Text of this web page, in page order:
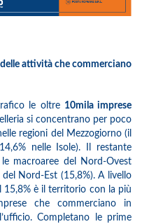
attività che commerciano
le oltre 10mila imprese
si concentrano per poco
regioni del Mezzogiorno (il
nelle Isole). Il restante
macroaree del Nord-Ovest
Nord-Est (15,8%). A livello
15,8% è il territorio con la più
che commerciano in
Completano le prime